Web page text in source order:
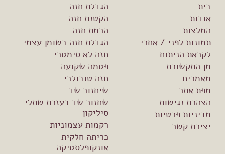
בית
אודות
המלצות
תמונות לפני / אחרי
לקראת הניתוח
מן התקשורת
מאמרים
מפת אתר
הצהרת נגישות
מדיניות פרטיות
יצירת קשר
הגדלת חזה
הקטנת חזה
הרמת חזה
הגדלת חזה בשומן עצמי
חזה לא סימטרי
פטמה שקועה
חזה טובולרי
שיחזור שד
שחזור שד בעזרת שתלי
סיליקון
רקמות עצמוניות
כריתה חלקית –
אונקופלסטיקה